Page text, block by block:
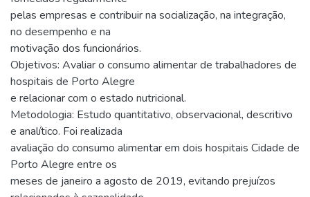
pelas empresas e contribuir na socialização, na integração,
no desempenho e na
motivação dos funcionários.
Objetivos: Avaliar o consumo alimentar de trabalhadores de
hospitais de Porto Alegre
e relacionar com o estado nutricional.
Metodologia: Estudo quantitativo, observacional, descritivo
e analítico. Foi realizada
avaliação do consumo alimentar em dois hospitais Cidade de
Porto Alegre entre os
meses de janeiro a agosto de 2019, evitando prejuízos